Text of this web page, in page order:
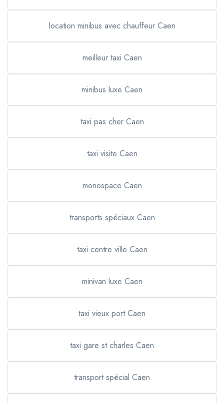
location minibus avec chauffeur Caen
meilleur taxi Caen
minibus luxe Caen
taxi pas cher Caen
taxi visite Caen
monospace Caen
transports spéciaux Caen
taxi centre ville Caen
minivan luxe Caen
taxi vieux port Caen
taxi gare st charles Caen
transport spécial Caen